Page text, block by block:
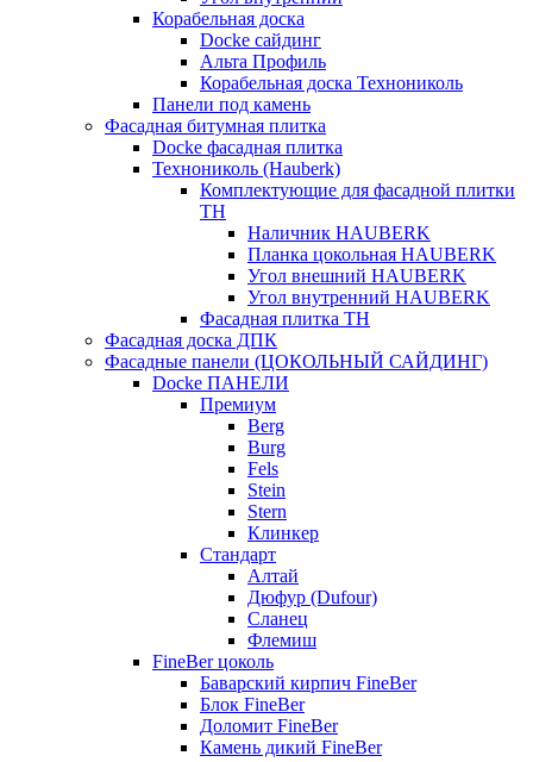
Корабельная доска
Docke сайдинг
Альта Профиль
Корабельная доска Технониколь
Панели под камень
Фасадная битумная плитка
Docke фасадная плитка
Технониколь (Hauberk)
Комплектующие для фасадной плитки
ТН
Наличник HAUBERK
Планка цокольная HAUBERK
Угол внешний HAUBERK
Угол внутренний HAUBERK
Фасадная плитка ТН
Фасадная доска ДПК
Фасадные панели (ЦОКОЛЬНЫЙ САЙДИНГ)
Docke ПАНЕЛИ
Премиум
Berg
Burg
Fels
Stein
Stern
Клинкер
Стандарт
Алтай
Дюфур (Dufour)
Сланец
Флемиш
FineBer цоколь
Баварский кирпич FineBer
Блок FineBer
Доломит FineBer
Камень дикий FineBer